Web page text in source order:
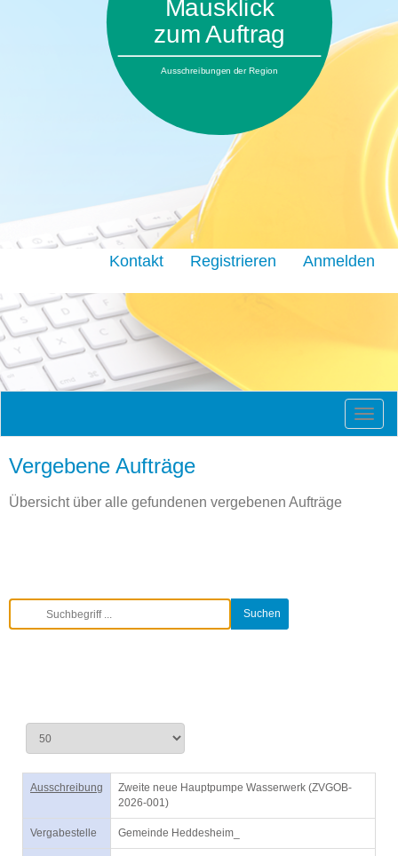
Mausklick
zum Auftrag
Ausschreibungen der Region
Kontakt Registrieren Anmelden
Vergebene Aufträge
Übersicht über alle gefundenen vergebenen Aufträge
Ausschreibung
Zweite neue Hauptpumpe Wasserwerk (ZVGOB-
2026-001)
Vergabestelle Gemeinde Heddesheim_